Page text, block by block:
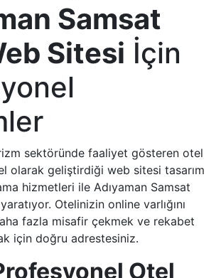
Samsat
Sitesi İçin
sektöründe faaliyet gösteren otel
olarak geliştirdiği web sitesi tasarım
hizmetleri ile Adıyaman Samsat
Otelinizin online varlığını
fazla misafir çekmek ve rekabet
için doğru adrestesiniz.
Otel